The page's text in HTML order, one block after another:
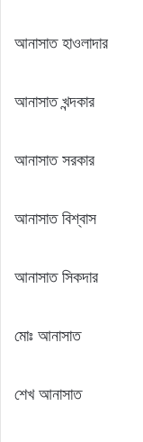
আনাসাত হাওলাদার
আনাসাত খন্দকার
আনাসাত সরকার
আনাসাত বিশ্বাস
আনাসাত সিকদার
মোঃ আনাসাত
শেখ আনাসাত